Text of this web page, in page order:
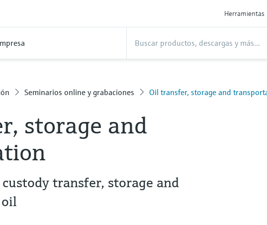
Herramientas
Seminarios online y grabaciones Oil transfer, storage and
storage and
transfer, storage and